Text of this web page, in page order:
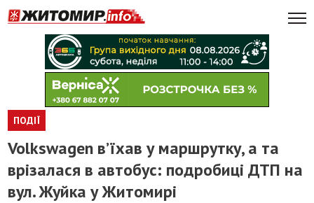
ПОДІЇ
Volkswagen в’їхав у маршрутку, а та
врізалася в автобус: подробиці ДТП на
вул. Жуйка у Житомирі